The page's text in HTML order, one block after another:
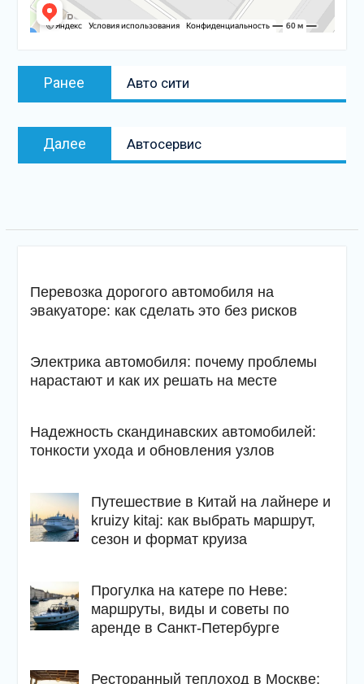
Навигация
Ранее
Предыдущая
запись:
Авто сити
Далее
Следующая
запись
Автосервис
Перевозка дорогого автомобиля на
эвакуаторе: как сделать это без рисков
Электрика автомобиля: почему проблемы
нарастают и как их решать на месте
Надежность скандинавских автомобилей:
тонкости ухода и обновления узлов
Путешествие в Китай на лайнере и
kruizy kitaj: как выбрать маршрут,
сезон и формат круиза
Прогулка на катере по Неве:
маршруты, виды и советы по
аренде в Санкт-Петербурге
Ресторанный теплоход в Москве: